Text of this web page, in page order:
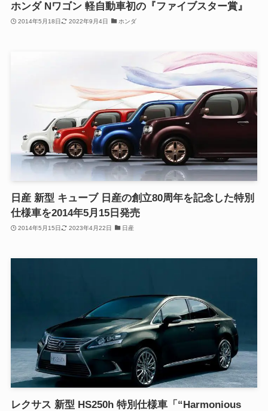
ホンダ Nワゴン 軽自動車初の『ファイブスター賞』
2014年5月18日 2022年9月4日 ホンダ
日産 新型 キューブ 日産の創立80周年を記念した特別
仕様車を2014年5月15日発売
2014年5月15日 2023年4月22日 日産
レクサス 新型 HS250h 特別仕様車「“Harmonious